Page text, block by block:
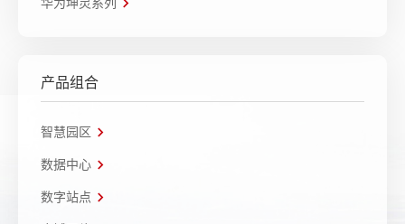
产品组合
智慧园区
数据中心
数字站点